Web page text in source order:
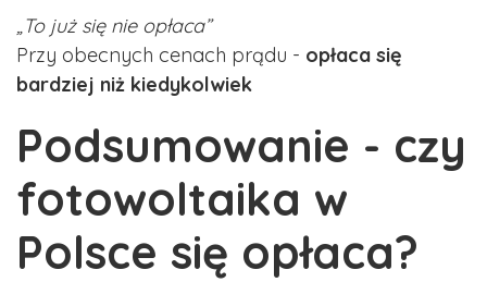
„To już się nie opłaca”
Przy obecnych cenach prądu - opłaca się
bardziej niż kiedykolwiek
Podsumowanie - czy
fotowoltaika w
Polsce się opłaca?